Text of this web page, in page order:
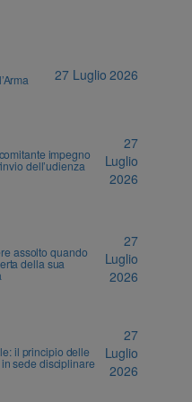
27 Luglio 2026
impegno
dell’udienza
27
Luglio
2026
assolto quando
della sua
27
Luglio
2026
il principio delle
sede disciplinare
27
Luglio
2026